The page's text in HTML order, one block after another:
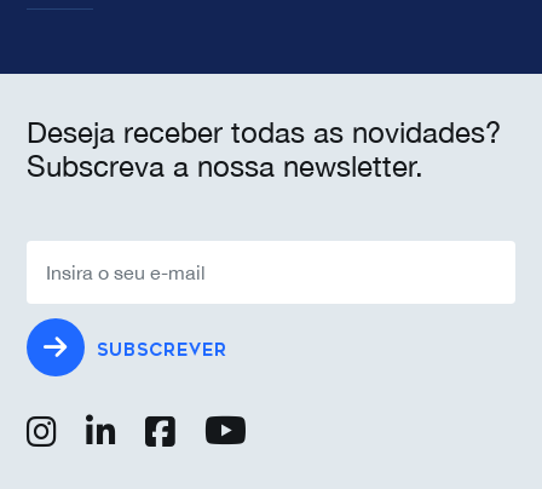
Deseja receber todas as novidades?
Subscreva a nossa newsletter.
SUBSCREVER